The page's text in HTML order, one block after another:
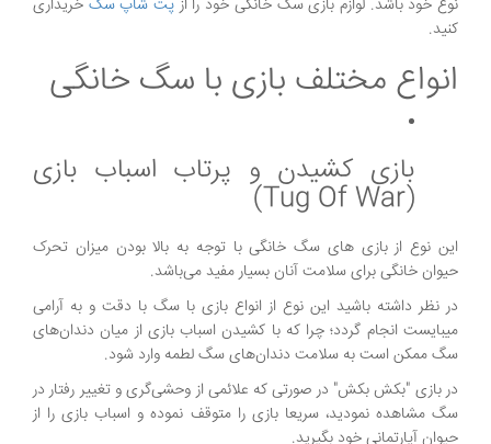
نوع خود باشد. لوازم بازی سگ خانگی خود را از پت شاپ سگ خریداری
کنید.
انواع مختلف بازی با سگ خانگی
بازی کشیدن و پرتاب اسباب بازی
(Tug Of War)
این نوع از بازی های سگ خانگی با توجه به بالا بودن میزان تحرک
حیوان خانگی برای سلامت آنان بسیار مفید می‌باشد.
در نظر داشته باشید این نوع از انواع بازی با سگ با دقت و به آرامی
میبایست انجام گردد؛ چرا که با کشیدن اسباب بازی از میان دندان‌های
سگ ممکن است به سلامت دندان‌های سگ لطمه وارد شود.
در بازی "بکش بکش" در صورتی که علائمی از وحشی‌گری و تغییر رفتار در
سگ مشاهده نمودید، سریعا بازی را متوقف نموده و اسباب بازی را از
حیوان آپارتمانی خود بگیرید.